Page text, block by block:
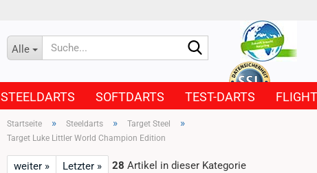
Alle
Suche...
STEELDARTS SOFTDARTS TEST-DARTS
Startseite » Steeldarts » Target Steel »
Target Luke Littler World Champion Edition
weiter » Letzter » 28 Artikel in dieser Kategorie